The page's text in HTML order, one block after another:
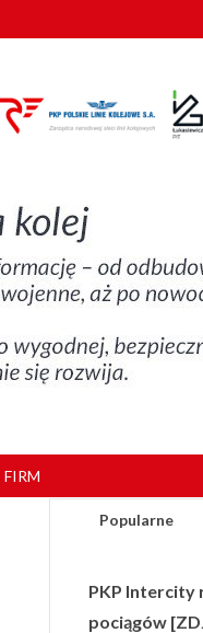
Popularne
PKP Intercity
pociągów